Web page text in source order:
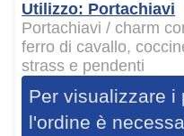
Utilizzo: Portachiavi
Portachiavi / charm
ferro di cavallo,
strass e pendenti
Per visualizzare i
l'ordine è